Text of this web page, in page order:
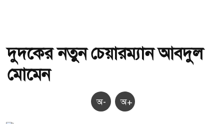
দুদকের নতুন চেয়ারম্যান আবদুল
মোমেন
অ- অ+